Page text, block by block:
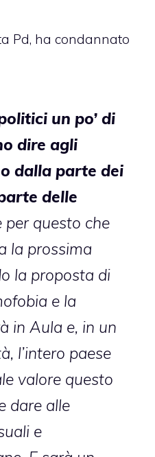
Pd, ha condannato
un po’ di
dire agli
dalla parte dei
delle
per questo che
la prossima
la proposta di
e la
in Aula e, in un
l’intero paese
valore questo
dare alle
e